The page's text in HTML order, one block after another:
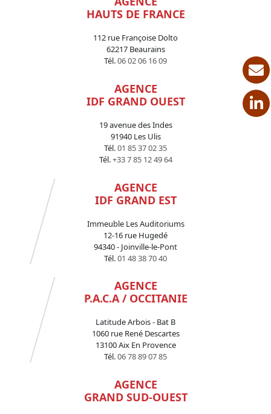
HAUTS DE FRANCE
112 rue Françoise Dolto
62217 Beaurains
Tél.06 02 06 16 09
AGENCE
IDF GRAND OUEST
19 avenue des Indes
91940 Les Ulis
Tél.01 85 37 02 35
Tél.+33 7 85 12 49 64
AGENCE
IDF GRAND EST
Immeuble Les Auditoriums
12-16 rue Hugedé
94340 - Joinville-le-Pont
Tél.01 48 38 70 40
AGENCE
P.A.C.A / OCCITANIE
Latitude Arbois - Bat B
1060 rue René Descartes
13100 Aix En Provence
Tél.06 78 89 07 85
AGENCE
GRAND SUD-OUEST